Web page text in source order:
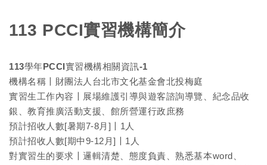
113 PCCI實習機構簡介
113學年PCCI實習機構相關資訊-1
機構名稱〡財團法人台北市文化基金會北投梅庭
實習生工作內容〡展場維護引導與遊客諮詢導覽、紀念品收
銀、教育推廣活動支援、館所營運行政庶務
預計招收人數[暑期7-8月]〡1人
預計招收人數[期中9-12月]〡1人
對實習生的要求〡邏輯清楚、態度負責、熟悉基本word、